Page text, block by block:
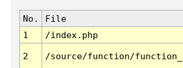
No. File
1
/index.php
2 /source/function/